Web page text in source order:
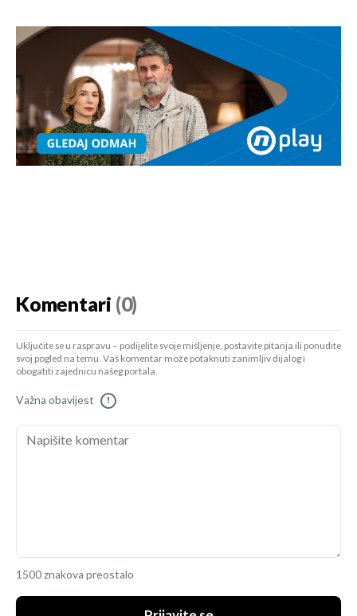
Komentari (0)
Uključite se u raspravu – podijelite svoje mišljenje, postavite pitanja ili ponudite
svoj pogled na temu. Vaš komentar može potaknuti zanimljiv dijalog i
obogatiti zajednicu našeg portala.
Važna obavijest !
1500 znakova preostalo